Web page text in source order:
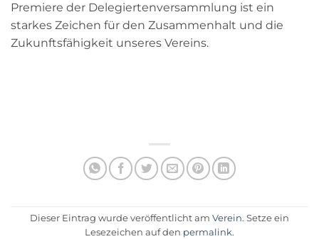
Premiere der Delegiertenversammlung ist ein
starkes Zeichen für den Zusammenhalt und die
Zukunftsfähigkeit unseres Vereins.
Dieser Eintrag wurde veröffentlicht am Verein. Setze ein
Lesezeichen auf den permalink.